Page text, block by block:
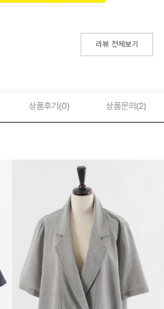
리뷰 전체보기
상품후기(0) 상품문의 (2)